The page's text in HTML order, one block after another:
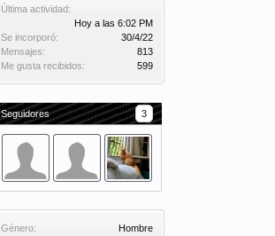
Última actividad:
Hoy a las 6:02 PM
Se incorporó:
30/4/22
Mensajes:
813
Me gusta recibidos:
599
Seguidores 3
Género:
Hombre